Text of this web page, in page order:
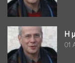
Η
01